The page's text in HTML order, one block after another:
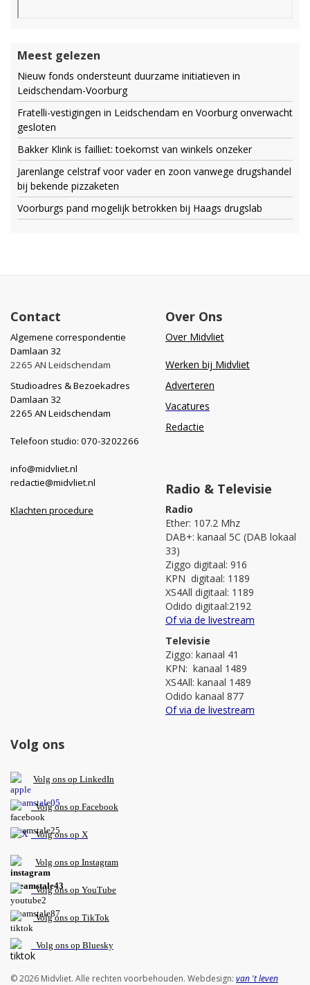
Meest gelezen
Nieuw fonds ondersteunt duurzame initiatieven in
Leidschendam-Voorburg
Fratelli-vestigingen in Leidschendam en Voorburg onverwacht
gesloten
Bakker Klink is failliet: toekomst van winkels onzeker
Jarenlange celstraf voor vader en zoon vanwege drugshandel
bij bekende pizzaketen
Voorburgs pand mogelijk betrokken bij Haags drugslab
Contact
Algemene correspondentie
Damlaan 32
2265 AN Leidschendam
Studioadres & Bezoekadres
Damlaan 32
2265 AN Leidschendam
Telefoon studio: 070-3202266
info@midvliet.nl
redactie@midvliet.nl
Klachten procedure
Over Ons
Over Midvliet
Werken bij Midvliet
Adverteren
Vacatures
Redactie
Radio & Televisie
Radio
Ether: 107.2 Mhz
DAB+: kanaal 5C (DAB lokaal
33)
Ziggo digitaal: 916
KPN digitaal: 1189
XS4All digitaal: 1189
Odido digitaal:2192
Of via de livestream
Televisie
Ziggo: kanaal 41
KPN: kanaal 1489
XS4All: kanaal 1489
Odido kanaal 877
Of via de livestream
Volg ons
Volg ons op LinkedIn
Volg ons op Facebook
Volg ons op X
Volg ons op Instagram
Volgons op YouTube
Volg ons op TikTok
Volg ons op Bluesky
© 2026 Midvliet. Alle rechten voorbehouden. Webdesign: van 't leven